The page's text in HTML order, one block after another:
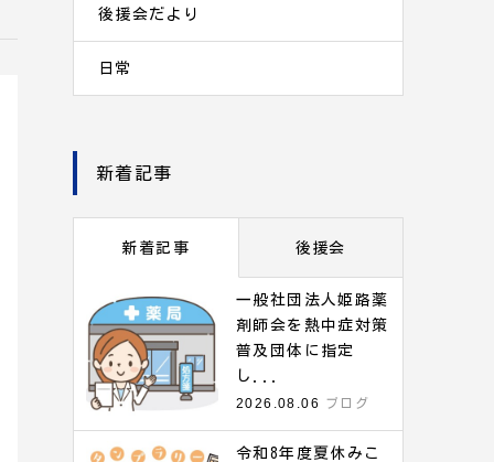
後援会だより
日常
新着記事
新着記事 後援会
一般社団法人姫路薬
剤師会を熱中症対策
普及団体に指定
し...
2026.08.06
ブログ
令和8年度夏休みこ